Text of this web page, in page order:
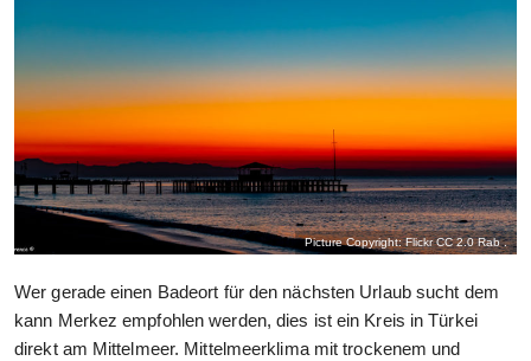
Picture Copyright: Flickr CC 2.0Rab .
Wer gerade einen Badeort für den nächsten Urlaub sucht dem
kann Merkez empfohlen werden, dies ist ein Kreis in Türkei
direkt am Mittelmeer. Mittelmeerklima mit trockenem und